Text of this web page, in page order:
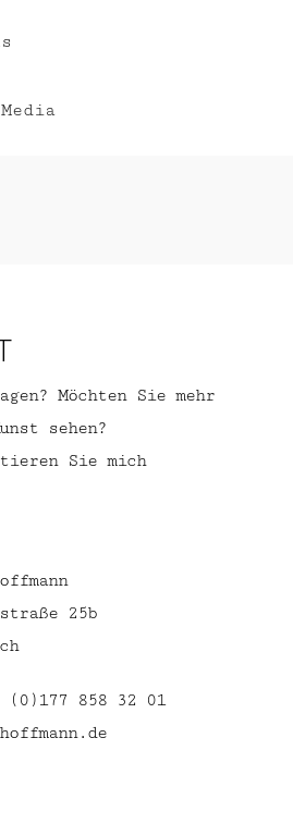
Möchten Sie mehr
sehen?
Sie mich
25b
858 32 01